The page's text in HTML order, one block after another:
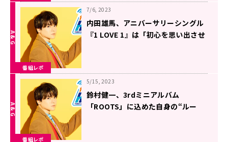
番組レポ
7/6, 2023
内田雄馬、アニバーサリーシングル
『1 LOVE 1』は「初心を思い出させ
番組レポ
5/15, 2023
鈴村健一、3rdミニアルバム
「ROOTS」に込めた自身の“ルー